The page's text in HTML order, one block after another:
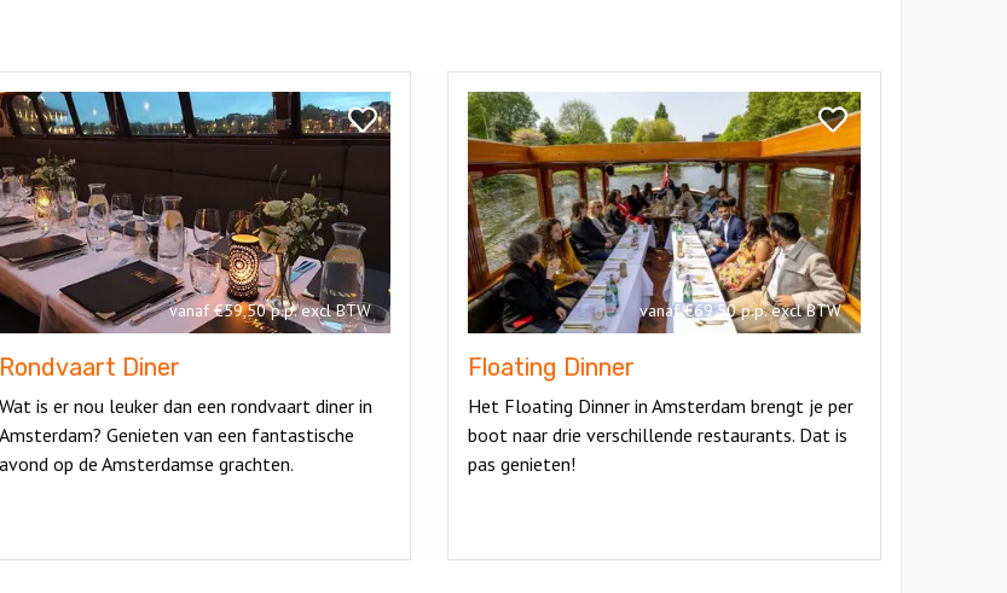
Bekijk
Rondvaart
vanaf €59,50 p.p. excl BTW
Rondvaart Diner
Wat is er nou leuker dan een rondvaart diner in
Amsterdam? Genieten van een fantastische
avond op de Amsterdamse grachten.
Bekijk
Floating
Dinner
vanaf €69,50 p.p. excl BTW
Floating Dinner
Het Floating Dinner in Amsterdam brengt je per
boot naar drie verschillende restaurants. Dat is
pas genieten!
Floating
Dinner